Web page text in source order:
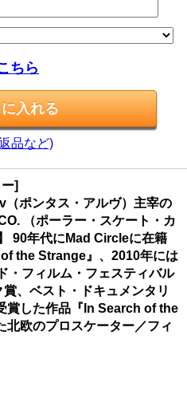
ちら
品など)
]
ポンタス・アルヴ）主宰の
（ポーラー・スケート・カ
90年代にMad Circleに在籍
the Strange』、2010年には
・フィルム・フェスティバル
、ベスト・ドキュメンタリ
賞した作品『In Search of the
欧のプロスケーター／フィ